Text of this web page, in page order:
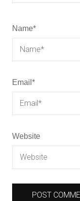
Name*
Email *
Website